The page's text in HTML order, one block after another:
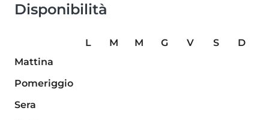
Disponibilità
L M M G V S
D
Mattina
Pomeriggio
Sera